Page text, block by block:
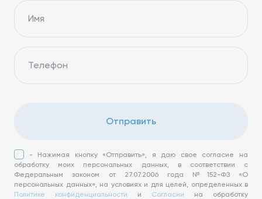
Имя
Телефон
Отправить
- Нажимая кнопку «Отправить», я даю свое согласие на
обработку моих персональных данных, в соответствии с
Федеральным законом от 27.07.2006 года №152-ФЗ «О
персональных данных», на условиях и для целей, определенных в
Политике конфиденциальности и Согласии на обработку